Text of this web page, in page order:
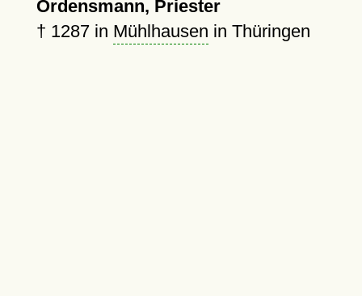
Ordensmann, Priester
† 1287in Mühlhausen in Thüringen